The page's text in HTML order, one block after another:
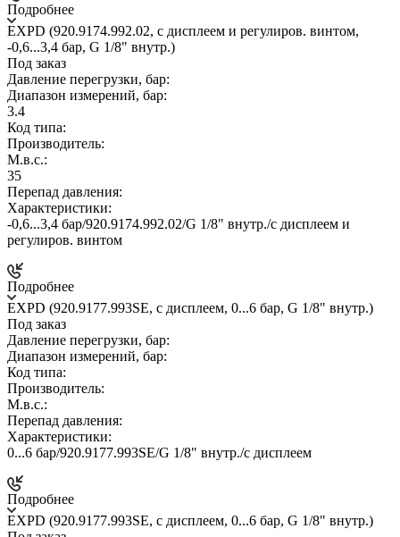
Подробнее
EXPD (920.9174.992.02, c дисплеем и регулиров. винтом,
-0,6...3,4 бар, G 1/8" внутр.)
Под заказ
Давление перегрузки, бар:
Диапазон измерений, бар:
3.4
Код типа:
Производитель:
М.в.с.:
35
Перепад давления:
Характеристики:
-0,6...3,4 бар/920.9174.992.02/G 1/8" внутр./c дисплеем и
регулиров. винтом
Подробнее
EXPD (920.9177.993SE, с дисплеем, 0...6 бар, G 1/8" внутр.)
Под заказ
Давление перегрузки, бар:
Диапазон измерений, бар:
Код типа:
Производитель:
М.в.с.:
Перепад давления:
Характеристики:
0...6 бар/920.9177.993SE/G 1/8" внутр./с дисплеем
Подробнее
EXPD (920.9177.993SE, с дисплеем, 0...6 бар, G 1/8" внутр.)